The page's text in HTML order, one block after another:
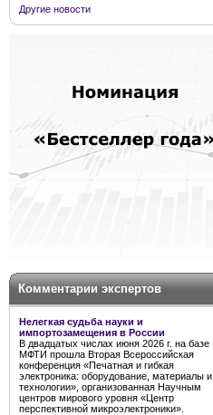
Другие новости
Комментарии экспертов
Нелегкая судьба науки и
импортозамещения в России
В двадцатых числах июня 2026 г. на базе
МФТИ прошла Вторая Всероссийская
конференция «Печатная и гибкая
электроника: оборудование, материалы и
технологии», организованная Научным
центров мирового уровня «Центр
перспективной микроэлектроники».